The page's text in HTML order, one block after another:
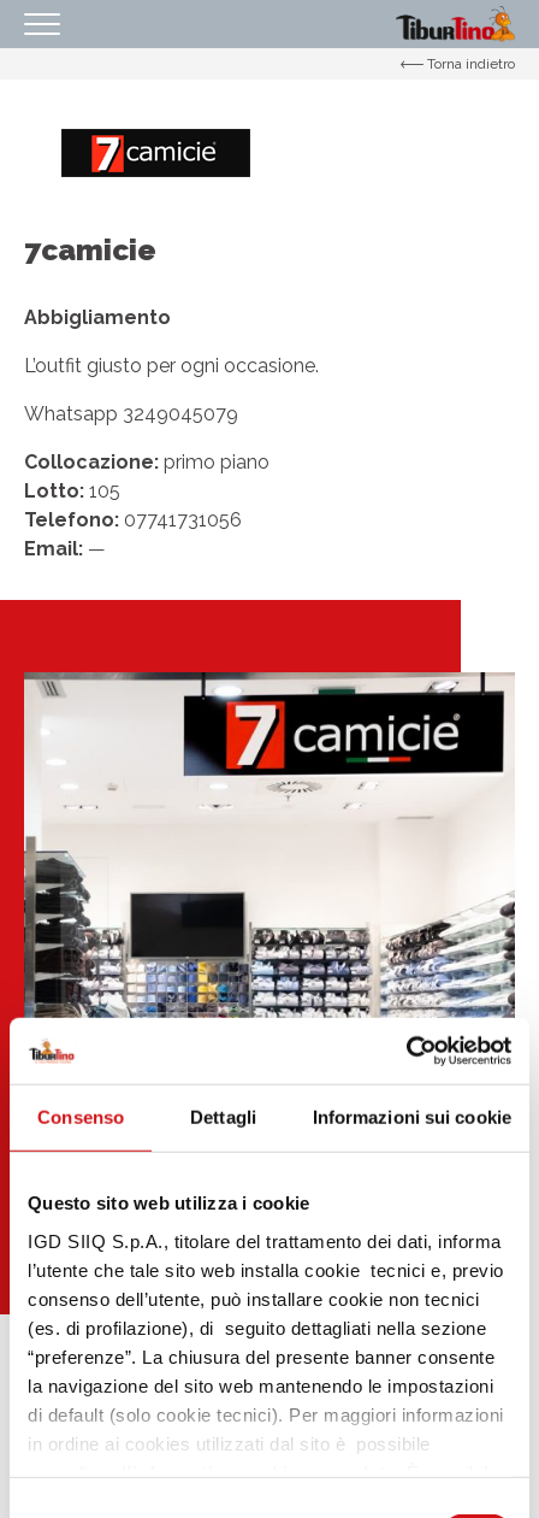
Consenso Dettagli Informazioni sui cookie
Questo sito web utilizza i cookie
IGD SIIQ S.p.A., titolare del trattamento dei dati, informa
l’utente che tale sito web installa cookie tecnici e, previo
consenso dell’utente, può installare cookie non tecnici
(es. di profilazione), di seguito dettagliati nella sezione
“preferenze”. La chiusura del presente banner consente
la navigazione del sito web mantenendo le impostazioni
di default (solo cookie tecnici). Per maggiori informazioni
in ordine ai cookies utilizzati dal sito è possibile
ORARI
PROMOZIONI
NEGOZI
CONTATTI
Torna indietro
7camicie
Abbigliamento
L’outfit giusto per ogni occasione.
Whatsapp 3249045079
Collocazione: primo piano
Lotto: 105
Telefono: 07741731056
Email: —